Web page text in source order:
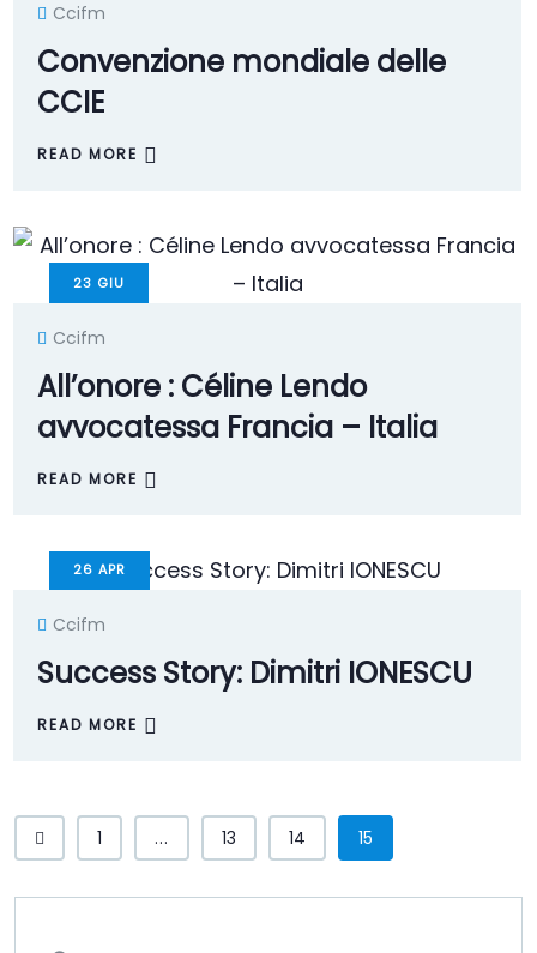
Ccifm
Convenzione mondiale delle
CCIE
READ MORE
23 GIU
Ccifm
All’onore : Céline Lendo
avvocatessa Francia – Italia
READ MORE
26 APR
Ccifm
Success Story: Dimitri IONESCU
READ MORE
1 ... 13 14 15